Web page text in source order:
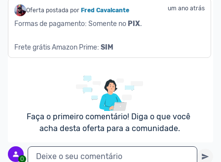
Oferta postada por Fred Cavalcante um ano atrás
Formas de pagamento: Somente no PIX.
Frete grátis Amazon Prime: SIM
Faça o primeiro comentário! Diga o que você
acha desta oferta para a comunidade.
0 Deixe o seu comentário